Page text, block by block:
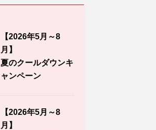
【2026年5月～8
月】
夏のクールダウンキ
ャンペーン
【2026年5月～8
月】